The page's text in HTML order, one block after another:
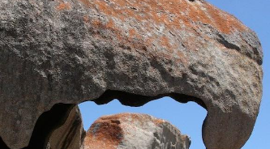
Víza,
letenky,